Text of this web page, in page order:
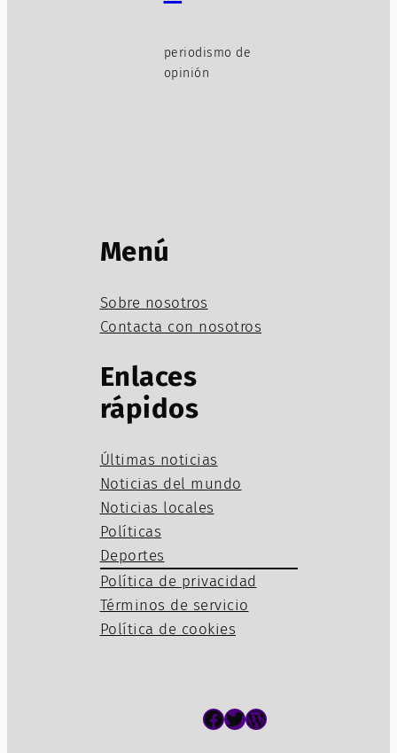
periodismo de
opinión
Menú
Sobre nosotros
Contacta con nosotros
Enlaces
rápidos
Últimas noticias
Noticias del mundo
Noticias locales
Políticas
Deportes
Política de privacidad
Términos de servicio
Política de cookies
Facebook Twitter WordPress